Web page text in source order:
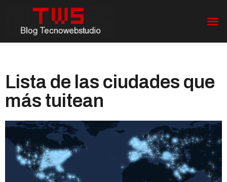
Lista de las ciudades que
más tuitean